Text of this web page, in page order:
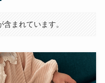
まれています。